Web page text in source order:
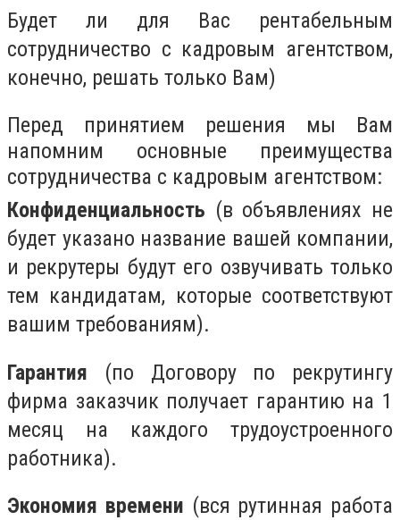
Будет ли для Вас рентабельным
сотрудничество с кадровым агентством,
конечно, решать только Вам)
Перед принятием решения мы Вам
напомним основные преимущества
сотрудничества с кадровым агентством:
Конфиденциальность (в объявлениях не
будет указано название вашей компании,
и рекрутеры будут его озвучивать только
тем кандидатам, которые соответствуют
вашим требованиям).
Гарантия (по Договору по рекрутингу
фирма заказчик получает гарантию на 1
месяц на каждого трудоустроенного
работника).
Экономия времени (вся рутинная работа